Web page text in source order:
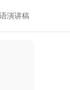
演讲稿